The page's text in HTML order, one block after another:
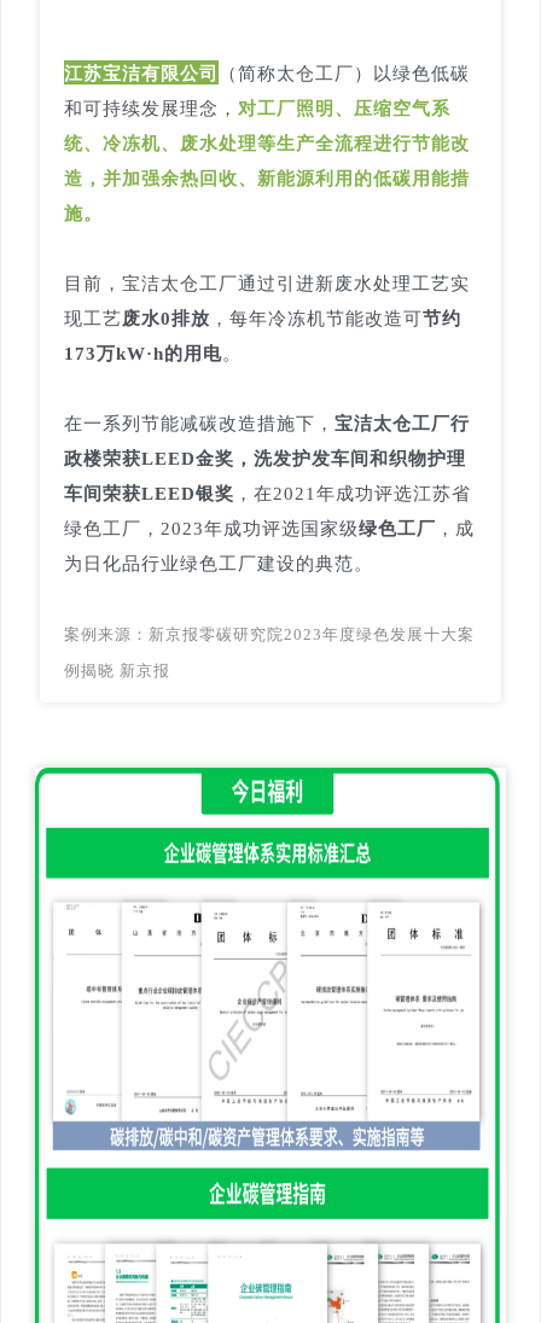
江苏宝洁有限公司
（简称太仓工厂）以绿色低碳
和可持续发展理念， 对工厂照明、压缩空气系
统、冷冻机、废水处理等生产全流程进行节能改
造，并加强余热回收、新能源利用的低碳用能措
施。
目前，宝洁太仓工厂通过引进新废水处理工艺实
现工艺废水0排放 ，每年冷冻机节能改造可节约
173万kW·h的用电。
在一系列节能减碳改造措施下， 宝洁太仓工厂行
政楼荣获LEED金奖，洗发护发车间和织物护理
车间荣获LEED银奖 ，在2021年成功评选江苏省
绿色工厂，2023年成功评选国家级绿色工厂 ，成
为日化品行业绿色工厂建设的典范。
案例来源： 新京报零碳研究院2023年度绿色发展十大案
例揭晓 新京报